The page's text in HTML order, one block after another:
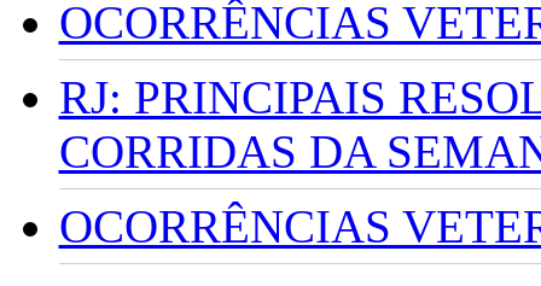
OCORRÊNCIAS
RJ: PRINCIPAIS
CORRIDAS DA
OCORRÊNCIAS